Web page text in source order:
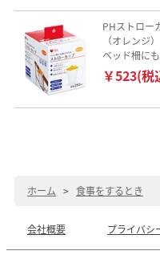
PHストロ
（オレンジ）
ベッド柵に
￥523(税
ホーム > 食事をするとき
会社概要 プライバシ